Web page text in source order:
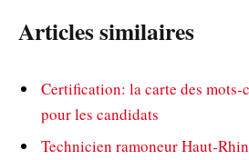
Articles similaires
Certification: la carte des mots-
pour les candidats
Technicien ramoneur Haut-